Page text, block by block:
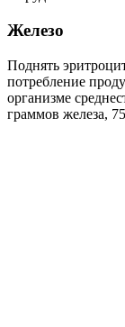
Железо
Поднять
потребление
организме
граммов железа,